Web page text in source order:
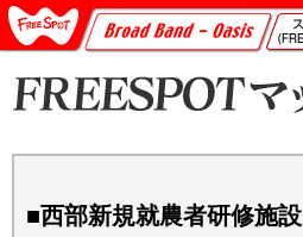
■西部新規就農者研修施設